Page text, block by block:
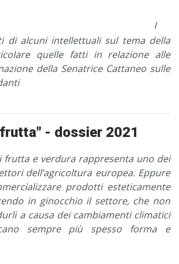
I
di alcuni intellettuali sul tema della
quelle fatti in relazione alle
della Senatrice Cattaneo sulle
- dossier 2021
frutta e verdura rappresenta uno dei
dell’agricoltura europea. Eppure
prodotti esteticamente
in ginocchio il settore, che non
a causa dei cambiamenti climatici
sempre più spesso forma e